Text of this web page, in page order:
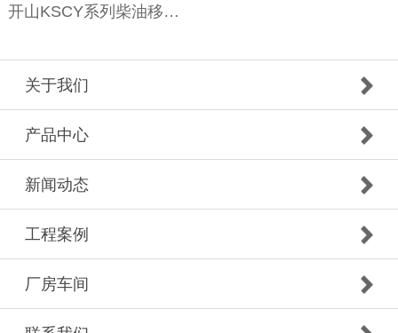
开山KSCY系列柴油移动空压机
关于我们
产品中心
新闻动态
工程案例
厂房车间